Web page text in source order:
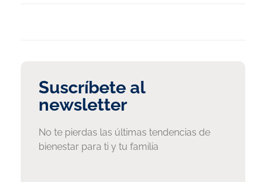
Suscríbete al
newsletter
No te pierdas las últimas tendencias de
bienestar para ti y tu familia